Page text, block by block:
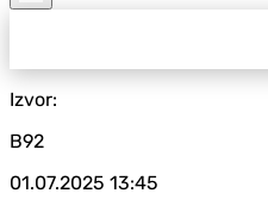
Izvor:
B92
01.07.2025 13:45